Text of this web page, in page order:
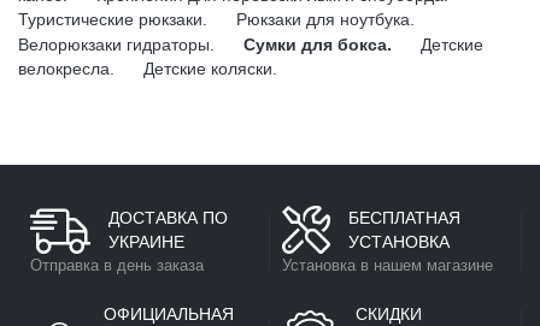
Туристические рюкзаки.
Рюкзаки для ноутбука.
Велорюкзаки гидраторы.
Сумки для бокса.
Детские
велокресла.
Детские коляски.
ДОСТАВКА ПО
УКРАИНЕ
Отправка в день заказа
БЕСПЛАТНАЯ
УСТАНОВКА
Установка в нашем магазине
ОФИЦИАЛЬНАЯ
СКИДКИ